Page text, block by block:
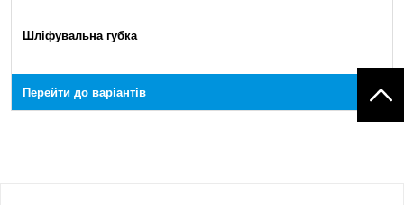
Шліфувальна губка
Перейти до варіантів